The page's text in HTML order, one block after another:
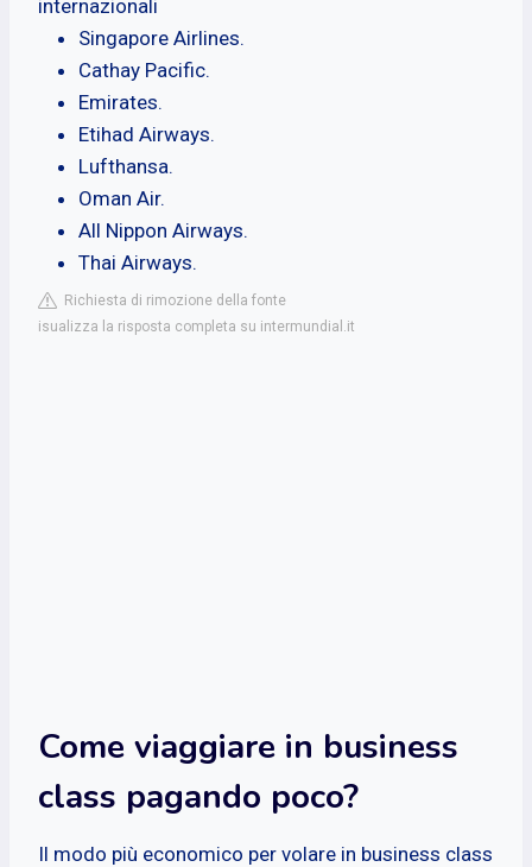
internazionali
Singapore Airlines.
Cathay Pacific.
Emirates.
Etihad Airways.
Lufthansa.
Oman Air.
All Nippon Airways.
Thai Airways.
Richiesta di rimozione della fonte
isualizza la risposta completa su intermundial.it
Come viaggiare in business
class pagando poco?
Il modo più economico per volare in business class